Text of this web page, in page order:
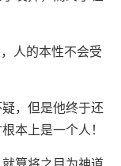
人的本性不会受
，但是他终于还
本上是一个人！